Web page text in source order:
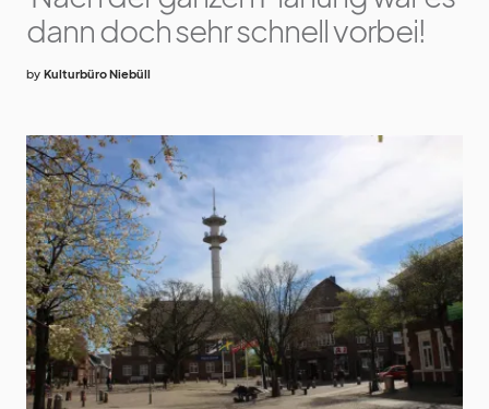
dann doch sehr schnell vorbei!
by Kulturbüro Niebüll